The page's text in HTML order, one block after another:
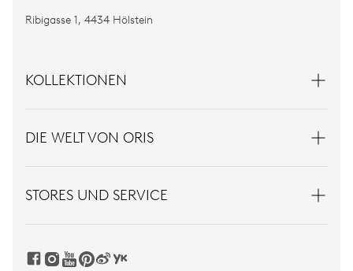
Ribigasse 1, 4434 Hölstein
KOLLEKTIONEN
DIE WELT VON ORIS
STORES UND SERVICE